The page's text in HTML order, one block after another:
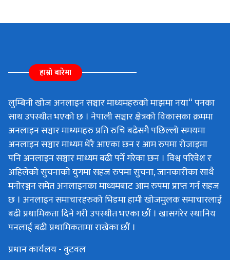
हाम्रो बारेमा
लुम्बिनी खोज अनलाइन सञ्चार माध्यमहरुको माझमा नया“ पनका
साथ उपस्थीत भएको छ । नेपाली सञ्चार क्षेत्रको विकासका क्रममा
अनलाइन सञ्चार माध्यमहरु प्रति रुचि बढेसगै पछिल्लो समयमा
अनलाइन सञ्चार माध्यम धेरै आएका छन र आम रुपमा रोजाइमा
पनि अनलाइन सञ्चार माध्यम बढी पर्ने गरेका छन । विश्व परिवेश र
अहिलेको सुचनाको युगमा सहज रुपमा सुचना, जानकारीका साथै
मनोरञ्जन समेत अनलाइनका माध्यमबाट आम रुपमा प्राप्त गर्न सहज
छ । अनलाइन समाचारहरुको भिडमा हामी खोजमुलक समाचारलाई
बढी प्रथामिकता दिने गरी उपस्थीत भएका छौं । खासगरेर स्थानिय
पनलाई बढी प्रथामिकतामा राखेका छौं ।
प्रधान कार्यलय - वुटवल